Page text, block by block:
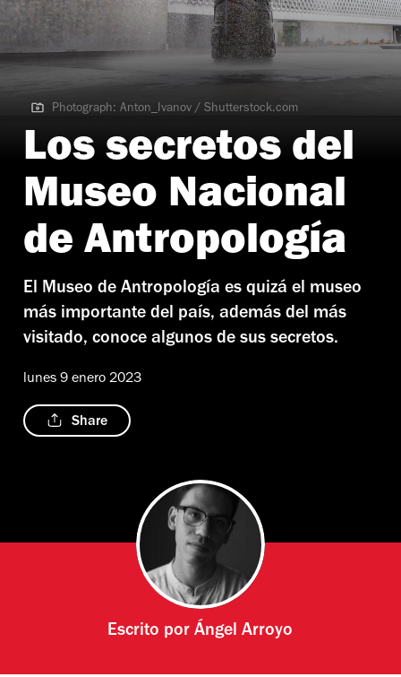
Photograph: Anton_Ivanov / Shutterstock.com
Photograph: Anton_Ivanov / Shutterstock.com
Los secretos del
Museo Nacional
de Antropología
El Museo de Antropología es quizá el museo
más importante del país, además del más
visitado, conoce algunos de sus secretos.
lunes 9 enero 2023
Share
Escrito porÁngel Arroyo